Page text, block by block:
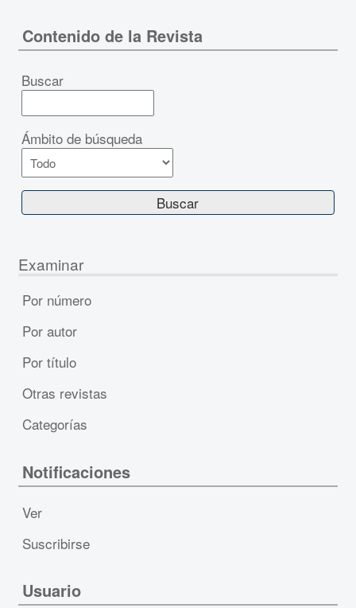
Contenido de la Revista
Buscar
Ámbito de búsqueda
Examinar
Por número
Por autor
Por título
Otras revistas
Categorías
Notificaciones
Ver
Suscribirse
Usuario